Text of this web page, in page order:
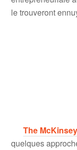
le trouveront
The
quelques